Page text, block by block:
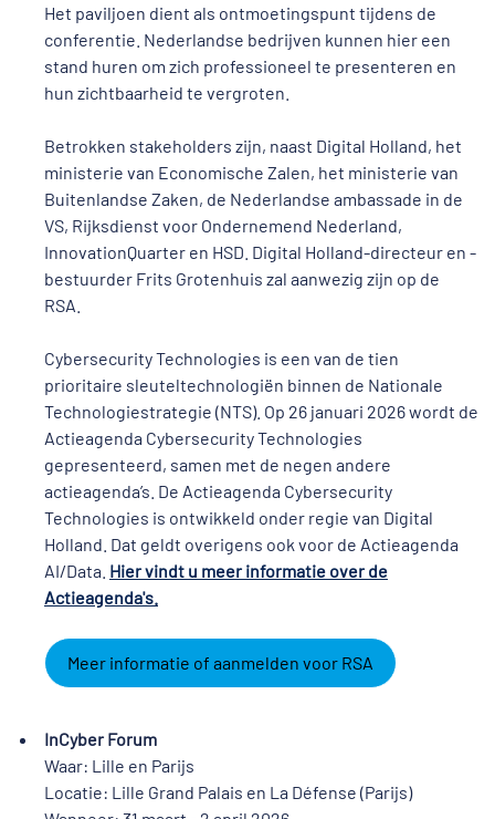
Het paviljoen dient als ontmoetingspunt tijdens de
conferentie. Nederlandse bedrijven kunnen hier een
stand huren om zich professioneel te presenteren en
hun zichtbaarheid te vergroten.
Betrokken stakeholders zijn, naast Digital Holland, het
ministerie van Economische Zalen, het ministerie van
Buitenlandse Zaken, de Nederlandse ambassade in de
VS, Rijksdienst voor Ondernemend Nederland,
InnovationQuarter en HSD. Digital Holland-directeur en -
bestuurder Frits Grotenhuis zal aanwezig zijn op de
RSA.
Cybersecurity Technologies is een van de tien
prioritaire sleuteltechnologiën binnen de Nationale
Technologiestrategie (NTS). Op 26 januari 2026 wordt de
Actieagenda Cybersecurity Technologies
gepresenteerd, samen met de negen andere
actieagenda’s. De Actieagenda Cybersecurity
Technologies is ontwikkeld onder regie van Digital
Holland. Dat geldt overigens ook voor de Actieagenda
AI/Data. Hier vindt u meer informatie over de
Actieagenda's.
Meer informatie of aanmelden voor RSA
InCyber Forum
Waar: Lille en Parijs
Locatie: Lille Grand Palais en La Défense (Parijs)